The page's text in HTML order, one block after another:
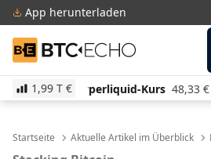
App herunterladen
BTC-ECHO
1,99 T €
Kurs 48,33 € 1.20% Solana-Kurs
Startseite Aktuelle Artikel im Überblick